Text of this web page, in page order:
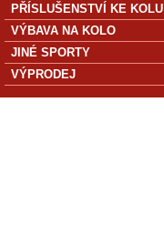
PŘÍSLUŠENSTVÍ KE KOLU
VÝBAVA NA KOLO
JINÉ SPORTY
VÝPRODEJ